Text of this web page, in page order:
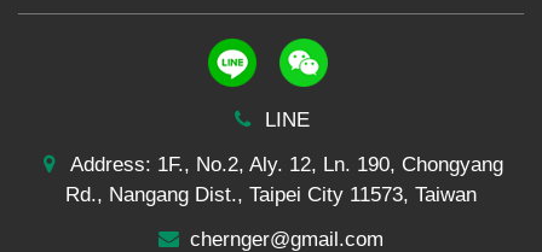
LINE
Address: 1F., No.2, Aly. 12, Ln. 190, Chongyang
Rd., Nangang Dist., Taipei City 11573, Taiwan
chernger@gmail.com